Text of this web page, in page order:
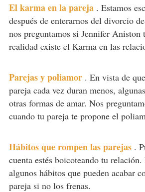
El karma en la pareja . Estamos
después de enterarnos del divorcio
nos preguntamos si Jennifer Aniston
realidad existe el Karma en las
Parejas y poliamor . En vista de
pareja cada vez duran menos,
otras formas de amar. Nos
cuando tu pareja te propone el
Hábitos que rompen las parejas .
cuenta estés boicoteando tu
algunos hábitos que pueden acabar
pareja si no los frenas.